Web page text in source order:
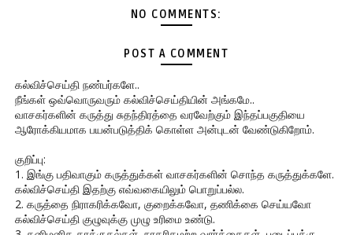
NO COMMENTS:
POST A COMMENT
கல்விச்செய்தி நண்பர்களே..
நீங்கள் ஒவ்வொருவரும் கல்விச்செய்தியின் அங்கமே..
வாசகர்களின் கருத்து சுதந்திரத்தை வரவேற்கும் இந்தப்பகுதியை
ஆரோக்கியமாக பயன்படுத்திக் கொள்ள அன்புடன் வேண்டுகிறோம்.
குறிப்பு:
1. இங்கு பதிவாகும் கருத்துக்கள் வாசகர்களின் சொந்த கருத்துக்களே.
கல்விச்செய்தி இதற்கு எவ்வகையிலும் பொறுப்பல்ல.
2. கருத்தை நிராகரிக்கவோ, குறைக்கவோ, தணிக்கை செய்யவோ
கல்விச்செய்தி குழுவுக்கு முழு உரிமை உண்டு.